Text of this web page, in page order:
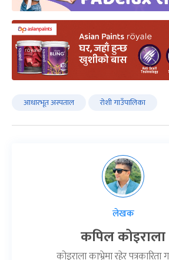
आधारभूत अस्पताल रोशी गाउँपालिका
लेखक
कपिल कोइराला
कोइराला काभ्रेमा रहेर पत्रकारिता